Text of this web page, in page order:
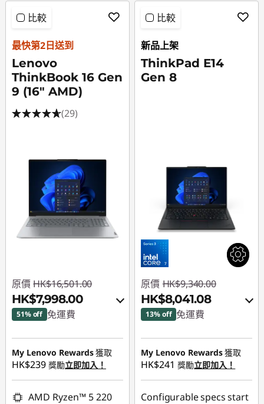
比較
最快第2日送到
Lenovo
ThinkBook 16 Gen
9 (16" AMD)
(29)
原價 HK$16,501.00
HK$7,998.00
51% off 免運費
即省 :-HK$7,866.00
或者
eCoupon Savings :-
HK$8,503.00
My Lenovo Rewards獲取
HK$239 獎勵立即加入！
AMD Ryzen™ 5 220
比較
新品上架
ThinkPad E14
Gen 8
原價 HK$9,340.00
HK$8,041.08
13% off 免運費
即省 :-HK$680.74
或者
eCoupon Savings :-
HK$1,298.92
My Lenovo Rewards獲取
HK$241 獎勵立即加入！
Configurable specs start